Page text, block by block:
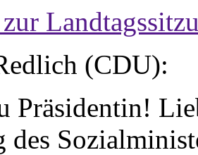
(CDU):
Präsidentin!
des